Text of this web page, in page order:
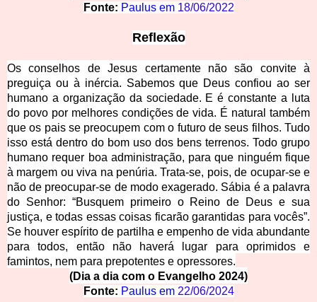
Fonte: Paulus em 18/06/2022
Reflexão
Os conselhos de Jesus certamente não são convite à
preguiça ou à inércia. Sabemos que Deus confiou ao ser
humano a organização da sociedade. E é constante a luta
do povo por melhores condições de vida. É natural também
que os pais se preocupem com o futuro de seus filhos. Tudo
isso está dentro do bom uso dos bens terrenos. Todo grupo
humano requer boa administração, para que ninguém fique
à margem ou viva na penúria. Trata-se, pois, de ocupar-se e
não de preocupar-se de modo exagerado. Sábia é a palavra
do Senhor: “Busquem primeiro o Reino de Deus e sua
justiça, e todas essas coisas ficarão garantidas para vocês”.
Se houver espírito de partilha e empenho de vida abundante
para todos, então não haverá lugar para oprimidos e
famintos, nem para prepotentes e opressores.
(Dia a dia com o Evangelho 2024)
Fonte: Paulus em 22/06/2024